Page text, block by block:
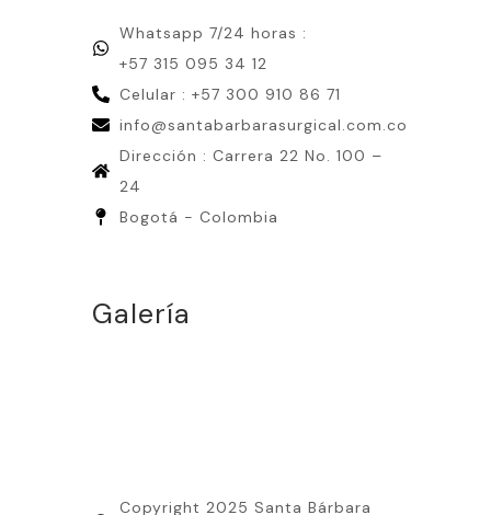
Whatsapp 7/24 horas :
+57 315 095 34 12
Celular : +57 300 910 86 71
info@santabarbarasurgical.com.co
Dirección : Carrera 22 No. 100 –
24
Bogotá - Colombia
Galería
Copyright 2025 Santa Bárbara